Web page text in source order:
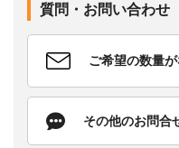
質問・お問い合わせ
ご希望の数量
その他のお問合